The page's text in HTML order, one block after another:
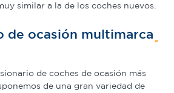
similar a la de los coches nuevos.
de ocasión multimarca
de coches de ocasión más
de una gran variedad de